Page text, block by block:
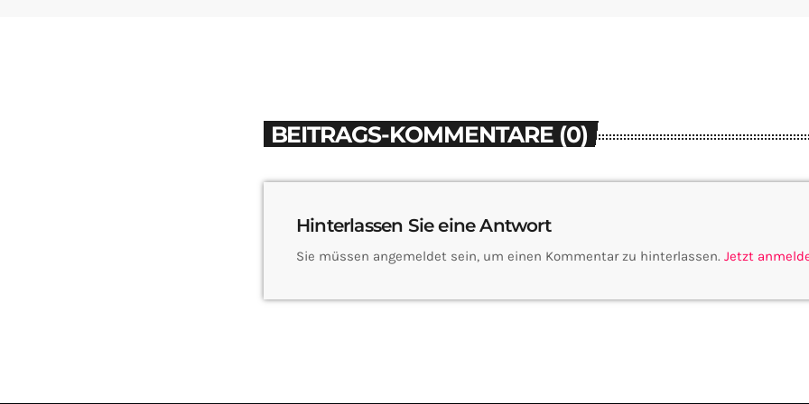
BEITRAGS-KOMMENTARE (0)
Hinterlassen Sie eine Antwort
Sie müssen angemeldet sein, um einen Kommentar zu hinterlassen. Jetzt